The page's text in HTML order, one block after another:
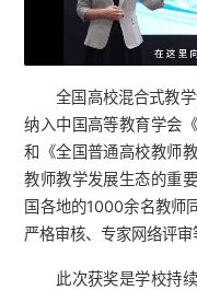
全国高校混合式教
纳入中国高等教育学会
和《全国普通高校教师
教师教学发展生态的重
国各地的1000余名教师
严格审核、专家网络评审
此次获奖是学校持